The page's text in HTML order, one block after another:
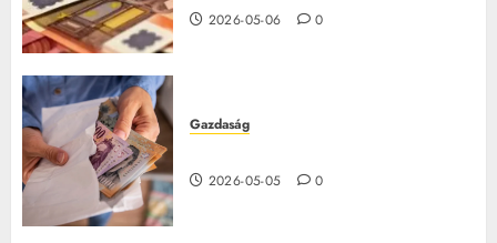
2026-05-06 0
Gazdaság
2026-05-05 0